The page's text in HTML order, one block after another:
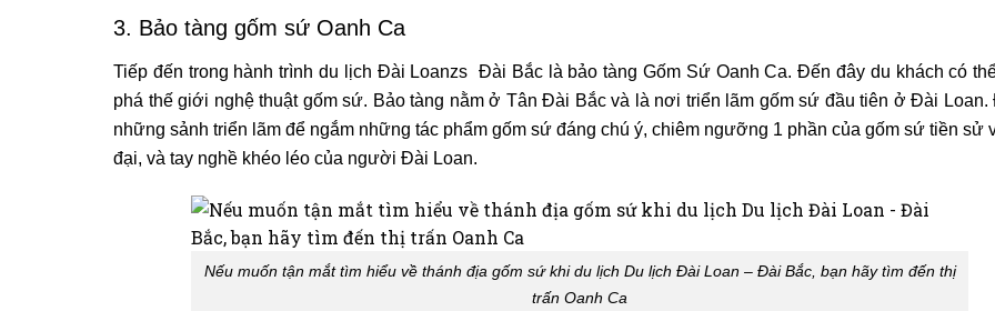
3. Bảo tàng gốm sứ Oanh Ca
Tiếp đến trong hành trình du lịch Đài Loanzs Đài Bắc là bảo tàng Gốm Sứ Oanh Ca. Đến đây du khách có
phá thế giới nghệ thuật gốm sứ. Bảo tàng nằm ở Tân Đài Bắc và là nơi triển lãm gốm sứ đầu tiên ở Đài Loan.
những sảnh triển lãm để ngắm những tác phẩm gốm sứ đáng chú ý, chiêm ngưỡng 1 phần của gốm sứ tiền sử
đại, và tay nghề khéo léo của người Đài Loan.
Nếu muốn tận mắt tìm hiểu về thánh địa gốm sứ khi du lịch Du lịch Đài Loan – Đài Bắc, bạn hãy tìm đến thị
trấn Oanh Ca